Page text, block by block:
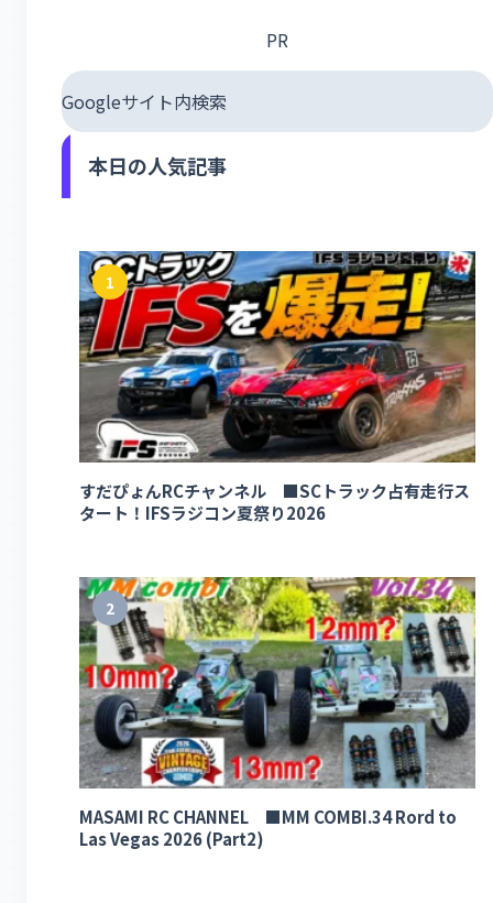
PR
Googleサイト内検索
本日の人気記事
1
すだぴょんRCチャンネル ■SCトラック占有走行ス
タート！IFSラジコン夏祭り2026
2
MASAMI RC CHANNEL ■MM COMBI.34 Rord to
Las Vegas 2026 (Part2)